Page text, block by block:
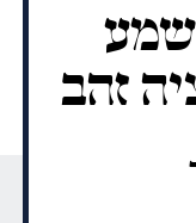
שמע
זהב